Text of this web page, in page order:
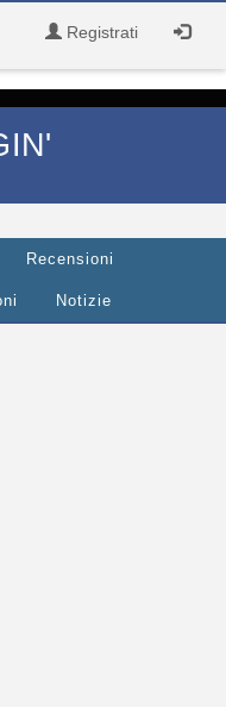
Registrati
Recensioni
Notizie